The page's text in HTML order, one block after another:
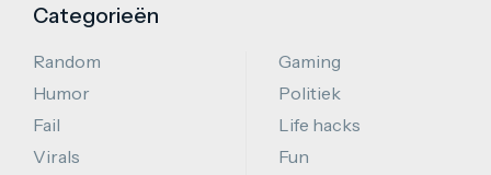
Categorieën
Random
Humor
Fail
Virals
Gaming
Politiek
Life hacks
Fun